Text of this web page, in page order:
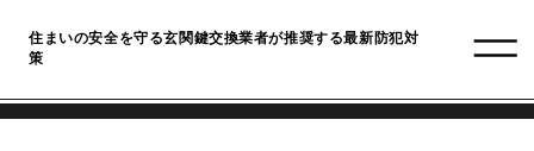
住まいの安全を守る玄関鍵交換業者が推奨する最新防犯対
策